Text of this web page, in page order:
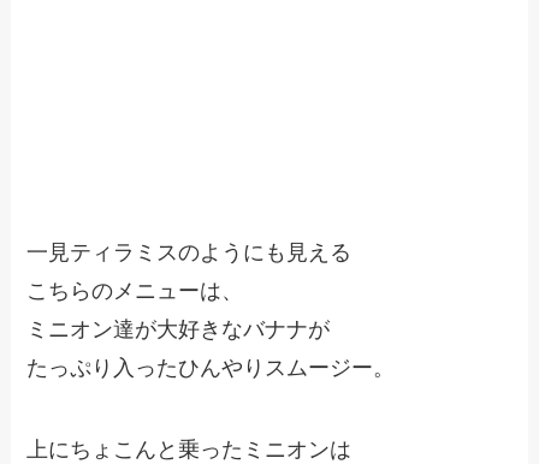
一見ティラミスのようにも見える
こちらのメニューは、
ミニオン達が大好きなバナナが
たっぷり入ったひんやりスムージー。
上にちょこんと乗ったミニオンは